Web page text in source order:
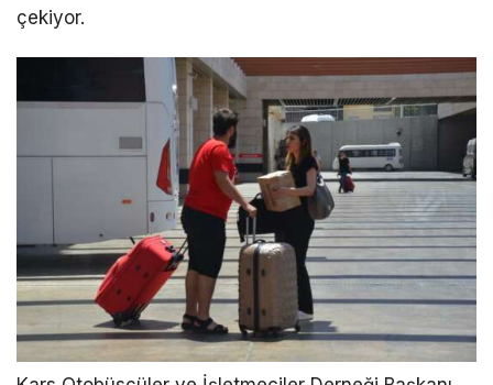
çekiyor.